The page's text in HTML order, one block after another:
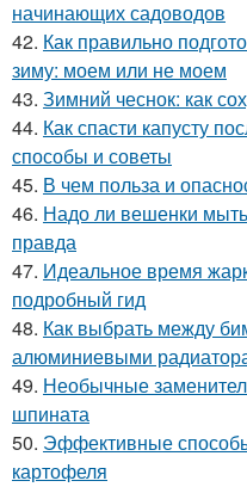
начинающих садоводов
42. Как правильно
зиму: моем или не моем
43. Зимний чеснок: как
44. Как спасти капусту
способы и советы
45. В чем польза и
46. Надо ли вешенки
правда
47. Идеальное время
подробный гид
48. Как выбрать между
алюминиевыми
49. Необычные
шпината
50. Эффективные
картофеля